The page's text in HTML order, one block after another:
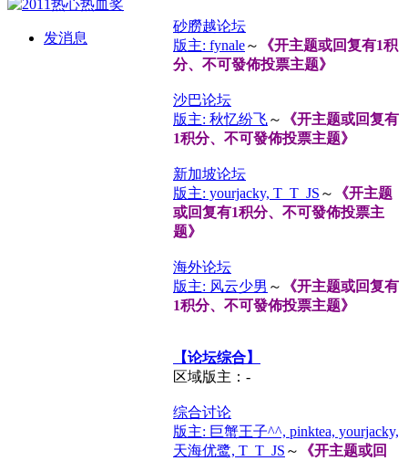
发消息
砂朥越论坛
版主: fynale～
《开主题或回复有1积
分、不可發佈投票主题》
沙巴论坛
版主: 秋忆纷飞～
《开主题或回复有
1积分、不可發佈投票主题》
新加坡论坛
版主: yourjacky, T_T_JS ～
《开主题
或回复有1积分、不可發佈投票主
题》
海外论坛
版主: 风云少男 ～
《开主题或回复有
1积分、不可發佈投票主题》
【论坛综合】
区域版主：-
综合讨论
版主: 巨蟹王子^^, pinktea, yourjacky,
天海优鹭, T_T_JS ～ 《开主题或回